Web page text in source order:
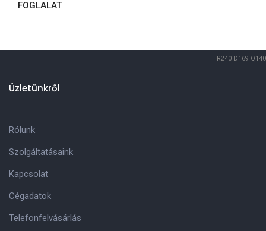
FOGLALAT
R240 D169 Q140
Üzletünkről
Rólunk
Szolgáltatásaink
Kapcsolat
Cégadatok
Telefonfelvásárlás